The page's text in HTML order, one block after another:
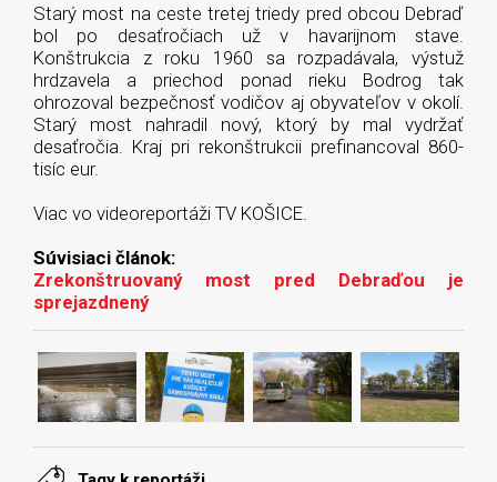
Starý most na ceste tretej triedy pred obcou Debraď
bol po desaťročiach už v havarijnom stave.
Konštrukcia z roku 1960 sa rozpadávala, výstuž
hrdzavela a priechod ponad rieku Bodrog tak
ohrozoval bezpečnosť vodičov aj obyvateľov v okolí.
Starý most nahradil nový, ktorý by mal vydržať
desaťročia. Kraj pri rekonštrukcii prefinancoval 860-
tisíc eur.
Viac vo videoreportáži TV KOŠICE.
Súvisiaci článok:
Zrekonštruovaný most pred Debraďou je
sprejazdnený